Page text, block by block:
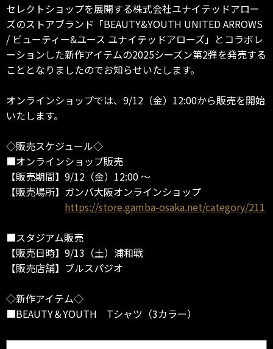
セレクトショップを展開する株式会社ユナイテッドアロー
ズのストアブランド「BEAUTY&YOUTH UNITED ARROWS
/ ビューティー&ユース ユナイテッドアローズ」とコラボレ
ーションした新作アイテムの2025シーズン第2弾を発売する
こととなりましたのでお知らせいたします。
オンラインショップでは、9/12（金）12:00から販売を開始
いたします。
◇販売スケジュール◇
■オンラインショップ販売
【販売期間】9/12（金）12:00 ～
【販売場所】ガンバ大阪オンラインショップ
https://store.gamba-osaka.net/category/211
■スタジアム販売
【販売日時】9/13（土）浦和戦
【販売店舗】ブルスパジオ
◇新作アイテム◇
■BEAUTY＆YOUTH Tシャツ（3カラー）